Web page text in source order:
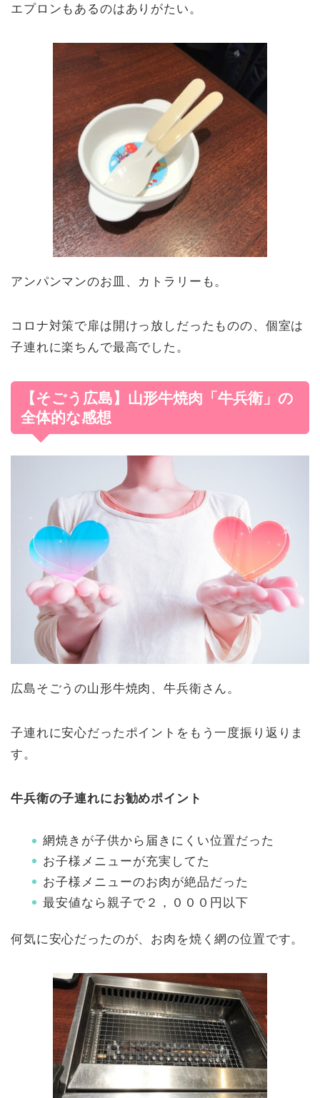
エプロンもあるのはありがたい。
アンパンマンのお皿、カトラリーも。
コロナ対策で扉は開けっ放しだったものの、個室は
子連れに楽ちんで最高でした。
【そごう広島】山形牛焼肉「牛兵衛」の
全体的な感想
広島そごうの山形牛焼肉、牛兵衛さん。
子連れに安心だったポイントをもう一度振り返りま
す。
牛兵衛の子連れにお勧めポイント
網焼きが子供から届きにくい位置だった
お子様メニューが充実してた
お子様メニューのお肉が絶品だった
最安値なら親子で２，０００円以下
何気に安心だったのが、お肉を焼く網の位置です。